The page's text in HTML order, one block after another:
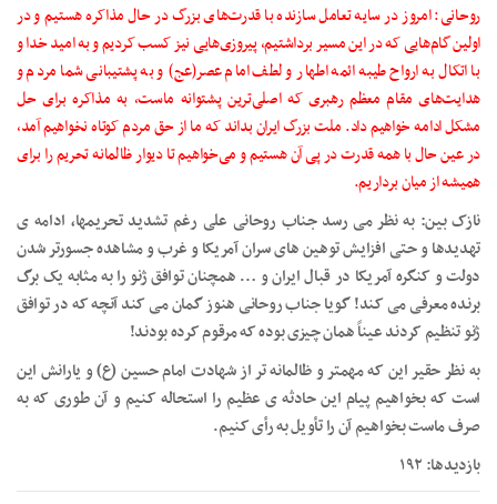
روحانی: امروز در سایه تعامل سازنده با قدرت‌های بزرگ در حال مذاکره هستیم و در
اولین گام‌هایی که در این مسیر برداشتیم، پیروزی‌هایی نیز کسب کردیم و به امید خدا و
با اتکال به ارواح طیبه ائمه اطهار و لطف امام عصر(عج) ‌و به پشتیبانی شما مردم و
هدایت‌های مقام معظم رهبری که اصلی‌ترین پشتوانه ماست، به مذاکره برای حل
مشکل ادامه خواهیم داد. ملت بزرگ ایران بداند که ما از حق مردم کوتاه نخواهیم آمد،
در عین حال با همه قدرت در پی آن هستیم و می‌خواهیم تا دیوار ظالمانه تحریم را برای
همیشه از میان برداریم.
نازک بین: به نظر می رسد جناب روحانی علی رغم تشدید تحریمها، ادامه ی
تهدیدها و حتی افزایش توهین های سران آمریکا و غرب و مشاهده جسورتر شدن
دولت و کنگره آمریکا در قبال ایران و … همچنان توافق ژنو را به مثابه یک برگ
برنده معرفی می کند! گویا جناب روحانی هنوز گمان می کند آنچه که در توافق
ژنو تنظیم کردند عیناً همان چیزی بوده که مرقوم کرده بودند!
به نظر حقیر این که مهمتر و ظالمانه تر از شهادت امام حسین (ع) و یارانش این
است که بخواهیم پیام این حادثه ی عظیم را استحاله کنیم و آن طوری که به
صرف ماست بخواهیم آن را تأویل به رأی کنیم.
بازدیدها: ۱۹۲